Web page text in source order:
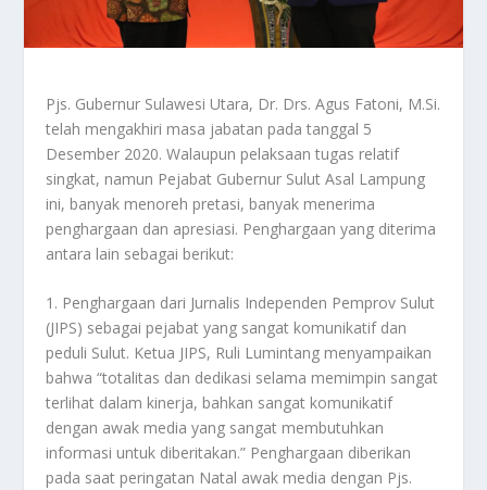
Pjs. Gubernur Sulawesi Utara, Dr. Drs. Agus Fatoni, M.Si.
telah mengakhiri masa jabatan pada tanggal 5
Desember 2020. Walaupun pelaksaan tugas relatif
singkat, namun Pejabat Gubernur Sulut Asal Lampung
ini, banyak menoreh pretasi, banyak menerima
penghargaan dan apresiasi. Penghargaan yang diterima
antara lain sebagai berikut:
1. Penghargaan dari Jurnalis Independen Pemprov Sulut
(JIPS) sebagai pejabat yang sangat komunikatif dan
peduli Sulut. Ketua JIPS, Ruli Lumintang menyampaikan
bahwa “totalitas dan dedikasi selama memimpin sangat
terlihat dalam kinerja, bahkan sangat komunikatif
dengan awak media yang sangat membutuhkan
informasi untuk diberitakan.” Penghargaan diberikan
pada saat peringatan Natal awak media dengan Pjs.